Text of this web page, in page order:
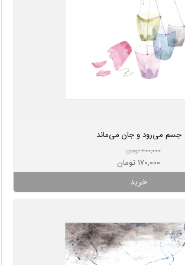
جسم می‌رود و جان می‌ماند
۲۰۰,۰۰۰ تومان
۱۷۰,۰۰۰ تومان
خرید